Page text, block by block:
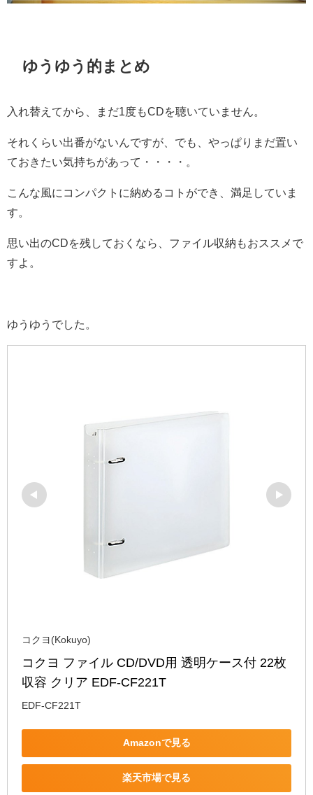
ゆうゆう的まとめ
入れ替えてから、まだ1度もCDを聴いていません。
それくらい出番がないんですが、でも、やっぱりまだ置い
ておきたい気持ちがあって・・・・。
こんな風にコンパクトに納めるコトができ、満足していま
す。
思い出のCDを残しておくなら、ファイル収納もおススメで
すよ。
ゆうゆうでした。
コクヨ(Kokuyo)
コクヨ ファイル CD/DVD用 透明ケース付 22枚
収容 クリア EDF-CF221T
EDF-CF221T
Amazonで見る
楽天市場で見る